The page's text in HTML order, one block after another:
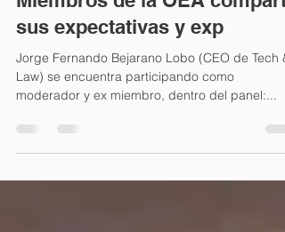
permitirán a los Estados
Miembros de la OEA
sus expectativas y exp
Jorge Fernando Bejarano Lobo (CEO de Tech &
moderador y ex miembro, dentro del panel:...